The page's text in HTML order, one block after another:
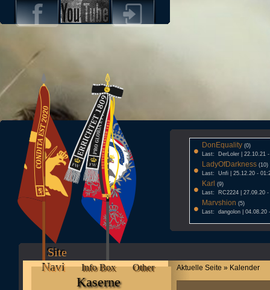
• DonEquality (0)
Last: DerLoler | 22.10.21
• LadyOfDarkness (10)
Last: Unfi | 25.12.20 -
• Karl (9)
Last: RC2224 | 27.09.20 -
• Marvshion (5)
Last: dangolon | 04.08.20
Site
Navi
Info Box Other
Kaserne
Aktuelle Seite » Kalender